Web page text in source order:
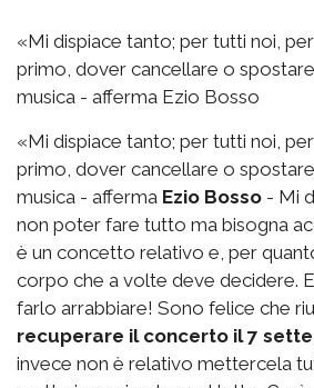
«Mi dispiace tanto; per tutti noi,
primo, dover cancellare o spostare
musica - afferma Ezio Bosso
«Mi dispiace tanto; per tutti noi,
primo, dover cancellare o spostare
musica - afferma Ezio Bosso - Mi
non poter fare tutto ma bisogna
è un concetto relativo e, per
corpo che a volte deve decidere.
farlo arrabbiare! Sono felice che
recuperare il concerto il 7
invece non è relativo mettercela